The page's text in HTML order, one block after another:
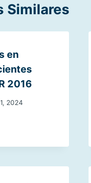
Similares
en
2016
2024